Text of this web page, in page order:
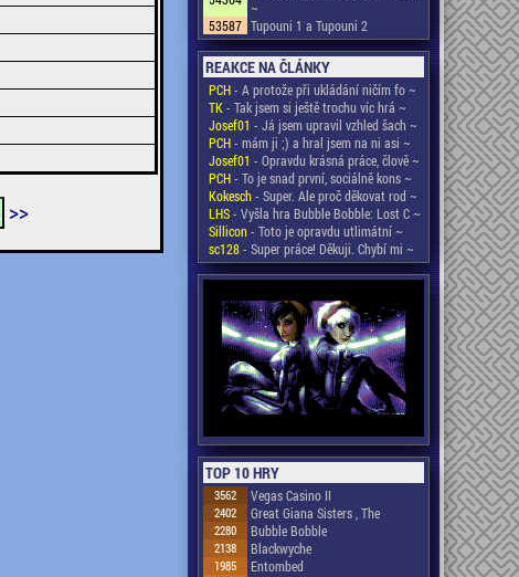
>>
~
53587 Tupouni 1 a Tupouni 2
REAKCE NA ČLÁNKY
PCH- A protože při ukládání ničím fo ~
TK- Tak jsem si ještě trochu víc hrá ~
Josef01 - Já jsem upravil vzhled šach ~
PCH- mám ji ;) a hral jsem na ni asi ~
Josef01 - Opravdu krásná práce, člově ~
PCH- To je snad první, sociálně kons ~
Kokesch- Super. Ale proč děkovat rod ~
LHS- Vyšla hra Bubble Bobble: Lost C ~
Sillicon- Toto je opravdu utlimátní ~
sc128- Super práce! Děkuji. Chybí mi ~
TOP 10 HRY
3562 Vegas Casino II
2402 Great Giana Sisters , The
2280 Bubble Bobble
2138 Blackwyche
1985 Entombed